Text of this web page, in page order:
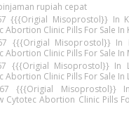
rupiah cepat
{{{Origial Misoprostol}} In
Abortion Clinic Pills For Sale In
{{{Origial Misoprostol}} In
Abortion Clinic Pills For Sale In
{{{Origial Misoprostol}} In
Abortion Clinic Pills For Sale In
{{{Origial Misoprostol}}
Cytotec Abortion Clinic Pills